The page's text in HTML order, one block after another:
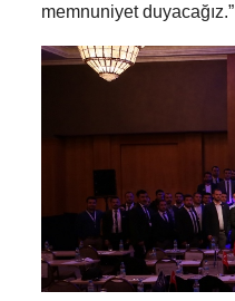
memnuniyet duyacağız.”